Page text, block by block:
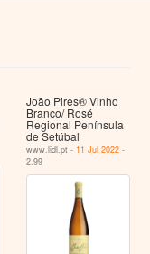
João Pires® Vinho
Branco/ Rosé
Regional Península
de Setúbal
www.lidl.pt - 11 Jul 2022 -
2.99